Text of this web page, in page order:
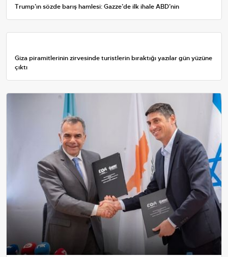
Trump’ın sözde barış hamlesi: Gazze’de ilk ihale ABD’nin
Giza piramitlerinin zirvesinde turistlerin bıraktığı yazılar gün yüzüne
çıktı